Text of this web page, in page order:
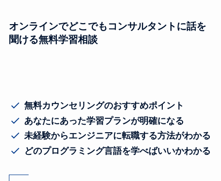
オンラインでどこでもコンサルタントに話を
聞ける無料学習相談
無料カウンセリングのおすすめポイント
あなたにあった学習プランが明確になる
未経験からエンジニアに転職する方法がわかる
どのプログラミング言語を学べばいいかわかる